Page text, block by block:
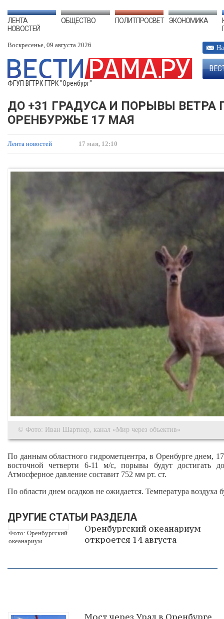
ЛЕНТА
НОВОСТЕЙ
ОБЩЕСТВО ПОЛИТПРОСВЕТ ЭКОНОМИКА
Воскресенье, 09 августа 2026
ФГУП ВГТРК ГТРК "Оренбург"
ДО +31 ГРАДУСА И ПОРЫВЫ
ОРЕНБУРЖЬЕ 17 МАЯ
Лента новостей 17 мая, 12:10
© Фото: Иван Шартнер, канал «Мир через объектив»
По данным областного гидрометцентра, в Оренбурге днем,
восточной четверти 6-11 м/с, порывы будут достигать
Атмосферное давление составит 752 мм рт. ст.
По области днем осадков не ожидается. Температура воздуха
ДРУГИЕ СТАТЬИ РАЗДЕЛА
Фото: Оренбургский
океанариум
Оренбургский океанариум
откроется 14 августа